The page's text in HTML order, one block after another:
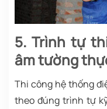
5. Trình tự
âm tường
Thi công hệ thống
theo đúng trình tự